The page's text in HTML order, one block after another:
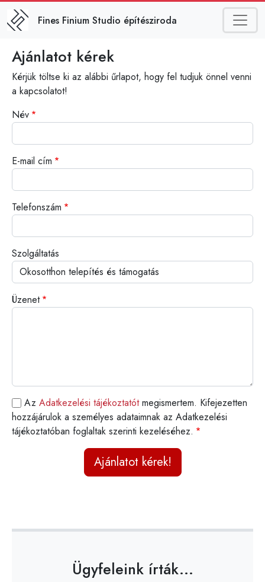
Ugrás a tartalomra
Fines Finium Studio építésziroda
Ajánlatot kérek
Kérjük töltse ki az alábbi űrlapot, hogy fel tudjuk önnel venni
a kapcsolatot!
Név
E-mail cím
Telefonszám
Szolgáltatás
Üzenet
Az Adatkezelési tájékoztatótmegismertem. Kifejezetten
hozzájárulok a személyes adataimnak az Adatkezelési
tájékoztatóban foglaltak szerinti kezeléséhez.
Ügyfeleink írták...